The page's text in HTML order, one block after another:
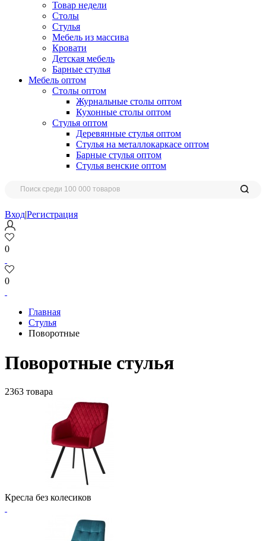
Товар недели
Столы
Стулья
Мебель из массива
Кровати
Детская мебель
Барные стулья
Мебель оптом
Столы оптом
Журнальные столы оптом
Кухонные столы оптом
Стулья оптом
Деревянные стулья оптом
Стулья на металлокаркасе оптом
Барные стулья оптом
Стулья венские оптом
Вход|Регистрация
0
0
Главная
Стулья
Поворотные
Поворотные стулья
2363 товара
Кресла без колесиков